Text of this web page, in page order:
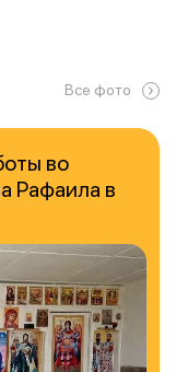
Все фото
во
Рафаила в